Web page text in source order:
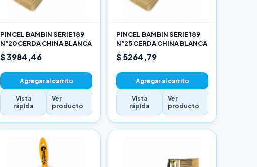
PINCEL BAMBIN SERIE 189
N°20 CERDA CHINA BLANCA
$ 3984,46
Agregar al carrito
Vista
rápida
Ver
producto
PINCEL BAMBIN SERIE 189
N°25 CERDA CHINA BLANCA
$ 5264,79
Agregar al carrito
Vista
rápida
Ver
producto